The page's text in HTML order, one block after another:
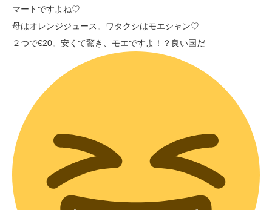
マートですよね♡
母はオレンジジュース。ワタクシはモエシャン♡
２つで€20。安くて驚き、モエですよ！？良い国だ